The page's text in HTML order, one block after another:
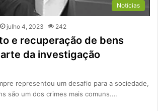
Notícias
julho 4, 2023 242
e recuperação de bens
da investigação
representou um desafio para a sociedade,
são um dos crimes mais comuns.…